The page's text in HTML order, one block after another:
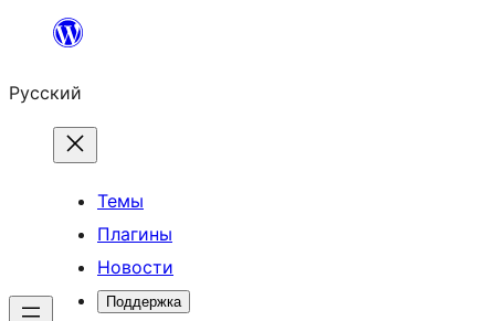
Перейти
содержимому
Русский
Темы
Плагины
Новости
Поддержка